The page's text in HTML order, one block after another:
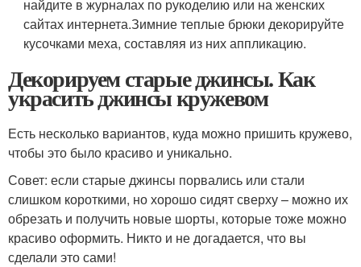
найдите в журналах по рукоделию или на женских
сайтах интернета.Зимние теплые брюки декорируйте
кусочками меха, составляя из них аппликацию.
Декорируем старые джинсы. Как
украсить джинсы кружевом
Есть несколько вариантов, куда можно пришить кружево,
чтобы это было красиво и уникально.
Совет: если старые джинсы порвались или стали
слишком короткими, но хорошо сидят сверху – можно их
обрезать и получить новые шорты, которые тоже можно
красиво оформить. Никто и не догадается, что вы
сделали это сами!